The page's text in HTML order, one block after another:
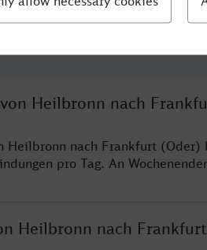
Heilbronn nach
Heilbronn nach Frankfurt (Oder)
pro Tag. An
Heilbronn nach